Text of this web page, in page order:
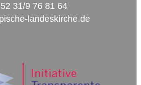
31/9 76 81 64
landeskirche.de